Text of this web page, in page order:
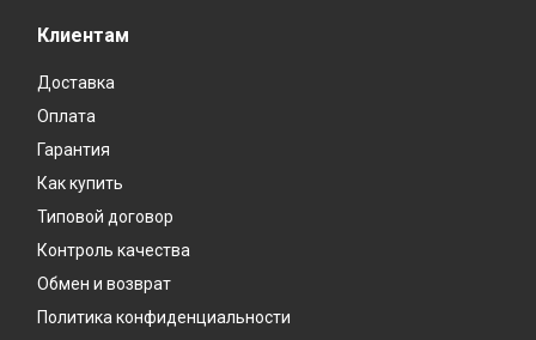
Клиентам
Доставка
Оплата
Гарантия
Как купить
Типовой договор
Контроль качества
Обмен и возврат
Политика конфиденциальности